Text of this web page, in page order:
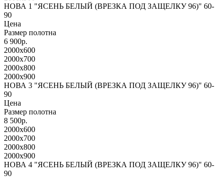
НОВА 1 "ЯСЕНЬ БЕЛЫЙ (ВРЕЗКА ПОД ЗАЩЕЛКУ 96)" 60-
90
Цена
Размер полотна
6 900р.
2000x600
2000x700
2000x800
2000x900
НОВА 3 "ЯСЕНЬ БЕЛЫЙ (ВРЕЗКА ПОД ЗАЩЕЛКУ 96)" 60-
90
Цена
Размер полотна
8 500р.
2000x600
2000x700
2000x800
2000x900
НОВА 4 "ЯСЕНЬ БЕЛЫЙ (ВРЕЗКА ПОД ЗАЩЕЛКУ 96)" 60-
90